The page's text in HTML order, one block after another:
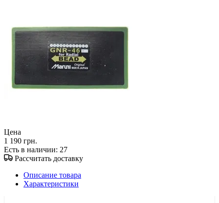
Цена
1 190 грн.
Есть в наличии: 27
Рассчитать доставку
Описание товара
Характеристики